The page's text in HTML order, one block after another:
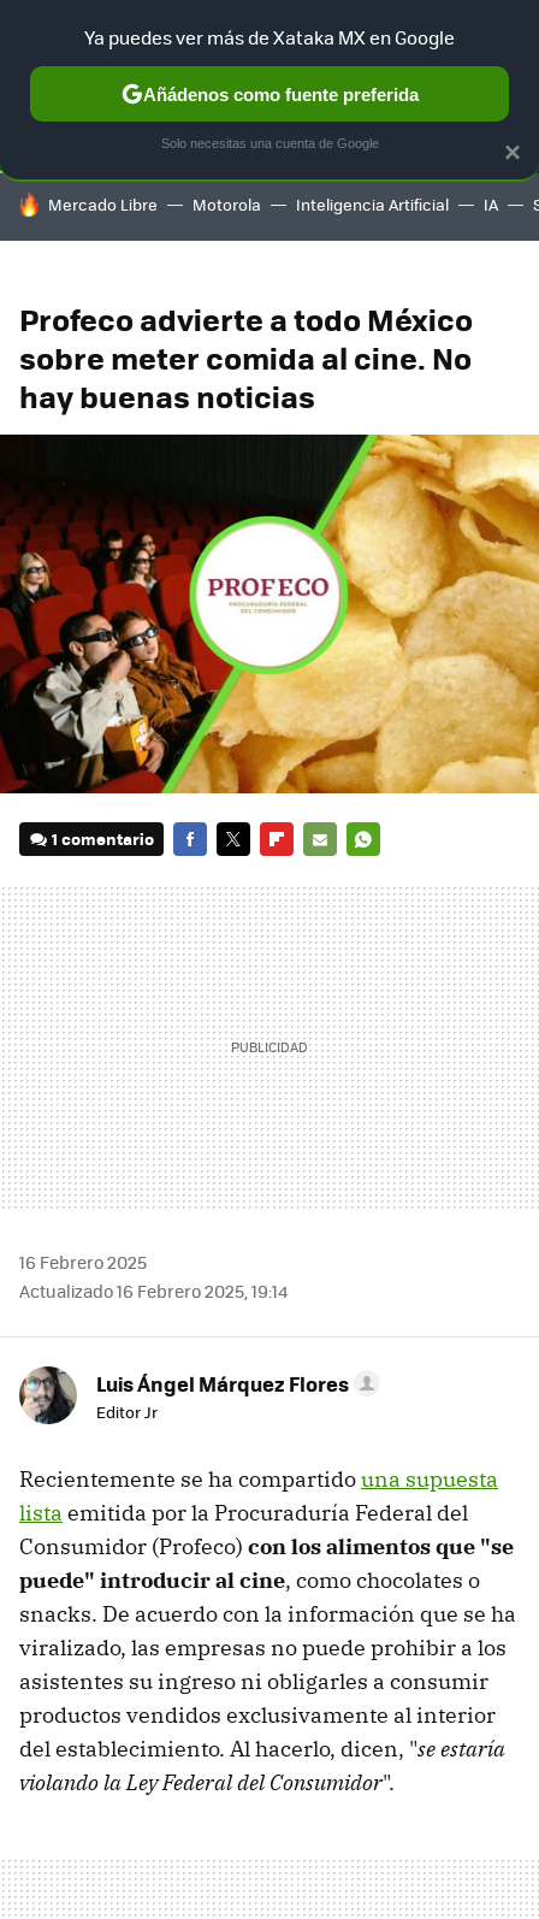
SELECCIÓN GAMING HOME AUTO TERRITORIO
HOY SE HABLA DE
Mercado Libre Motorola Inteligencia Artificial IA
Profeco advierte a todo México
sobre meter comida al cine. No
hay buenas noticias
1 comentario
MAIL
16 Febrero 2025
Actualizado 16 Febrero 2025, 19:14
Luis Ángel Márquez Flores
Editor Jr
Recientemente se ha compartidouna supuesta
lista emitida por la Procuraduría Federal del
Consumidor (Profeco) con los alimentos que "se
puede" introducir al cine, como chocolates o
snacks. De acuerdo con la información que se ha
viralizado, las empresas no puede prohibir a los
asistentes su ingreso ni obligarles a consumir
productos vendidos exclusivamente al interior
del establecimiento. Al hacerlo, dicen, "se estaría
violando la Ley Federal del Consumidor".
×
Ya puedes ver más de Xataka MX en Google
Añádenos como fuente preferida
Solo necesitas una cuenta de Google